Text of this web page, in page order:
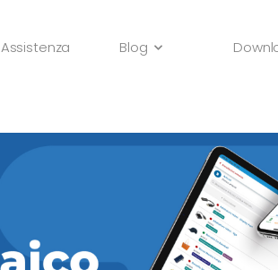
Assistenza Blog